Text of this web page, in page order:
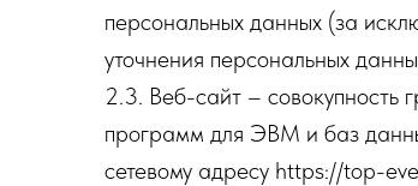
персональных данных (за
уточнения персональных
2.3. Веб-сайт – совокупность
программ для ЭВМ и баз
сетевому адресу https://top-